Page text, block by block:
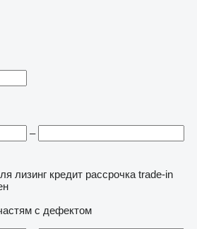
–
лизинг кредит рассрочка trade-in
с дефектом